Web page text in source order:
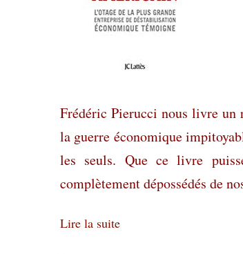
Frédéric Pierucci nous livre un
la guerre économique
les seuls. Que ce livre
complètement dépossédés de
Lire la suite